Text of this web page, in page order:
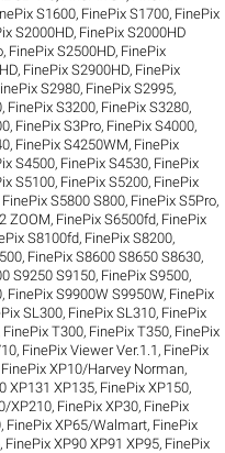
S1600, FinePix S1700, FinePix
S2000HD, FinePix S2000HD
, FinePix S2500HD, FinePix
, FinePix S2900HD, FinePix
S2980, FinePix S2995,
, FinePix S3200, FinePix S3280,
, FinePix S3Pro, FinePix S4000,
, FinePix S4250WM, FinePix
S4500, FinePix S4530, FinePix
S5100, FinePix S5200, FinePix
FinePix S5800 S800, FinePix S5Pro,
ZOOM, FinePix S6500fd, FinePix
S8100fd, FinePix S8200,
, FinePix S8600 S8650 S8630,
S9250 S9150, FinePix S9500,
, FinePix S9900W S9950W, FinePix
SL300, FinePix SL310, FinePix
FinePix T300, FinePix T350, FinePix
, FinePix Viewer Ver.1.1 , FinePix
FinePix XP10/Harvey Norman,
XP131 XP135, FinePix XP150,
XP210, FinePix XP30, FinePix
, FinePix XP65/Walmart, FinePix
, FinePix XP90 XP91 XP95, FinePix